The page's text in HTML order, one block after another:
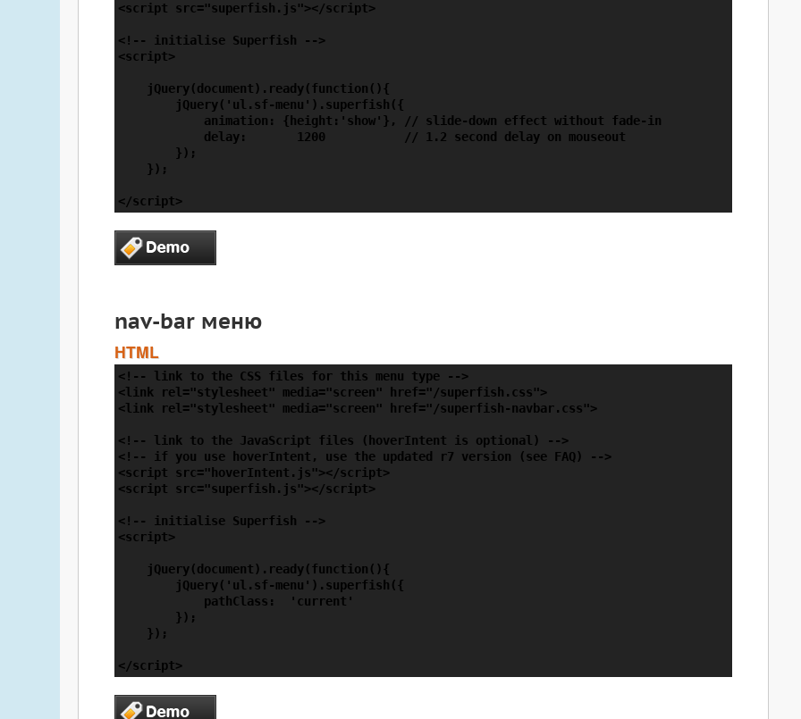
<script src="superfish.js"></script>
<!-- initialise Superfish -->
<script>
    jQuery(document).ready(function(){
        jQuery('ul.sf-menu').superfish({
            animation: {height:'show'}, // slide-down effect without fade-in
            delay:       1200           // 1.2 second delay on mouseout
        });
    });
</script>
nav-bar меню
HTML
<!-- link to the CSS files for this menu type -->
<link rel="stylesheet" media="screen" href="/superfish.css">
<link rel="stylesheet" media="screen" href="/superfish-navbar.css">
<!-- link to the JavaScript files (hoverIntent is optional) -->
<!-- if you use hoverIntent, use the updated r7 version (see FAQ) -->
<script src="hoverIntent.js"></script>
<script src="superfish.js"></script>
<!-- initialise Superfish -->
<script>
    jQuery(document).ready(function(){
        jQuery('ul.sf-menu').superfish({
            pathClass:  'current'
        });
    });
</script>